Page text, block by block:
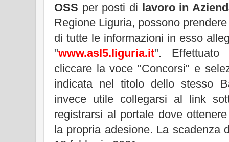
OSS per posti di lavoro in
Regione Liguria, possono
di tutte le informazioni in esso
"www.asl5.liguria.it". Effettuato
cliccare la voce "Concorsi" e
indicata nel titolo dello stesso
invece utile collegarsi al link
registrarsi al portale dove
la propria adesione. La scadenza